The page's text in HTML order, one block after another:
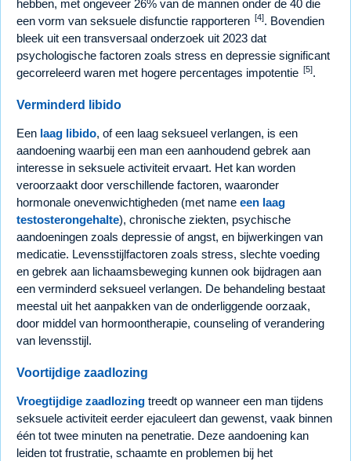
hebben, met ongeveer 26% van de mannen onder de 40 die
een vorm van seksuele disfunctie rapporteren [4]. Bovendien
bleek uit een transversaal onderzoek uit 2023 dat
psychologische factoren zoals stress en depressie significant
gecorreleerd waren met hogere percentages impotentie [5].
Verminderd libido
Een laag libido, of een laag seksueel verlangen, is een
aandoening waarbij een man een aanhoudend gebrek aan
interesse in seksuele activiteit ervaart. Het kan worden
veroorzaakt door verschillende factoren, waaronder
hormonale onevenwichtigheden (met name een laag
testosterongehalte), chronische ziekten, psychische
aandoeningen zoals depressie of angst, en bijwerkingen van
medicatie. Levensstijlfactoren zoals stress, slechte voeding
en gebrek aan lichaamsbeweging kunnen ook bijdragen aan
een verminderd seksueel verlangen. De behandeling bestaat
meestal uit het aanpakken van de onderliggende oorzaak,
door middel van hormoontherapie, counseling of verandering
van levensstijl.
Voortijdige zaadlozing
Vroegtijdige zaadlozing treedt op wanneer een man tijdens
seksuele activiteit eerder ejaculeert dan gewenst, vaak binnen
één tot twee minuten na penetratie. Deze aandoening kan
leiden tot frustratie, schaamte en problemen bij het